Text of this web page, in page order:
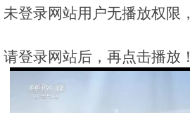
未登录网站用户无播放权限，
请登录网站后，再点击播放！